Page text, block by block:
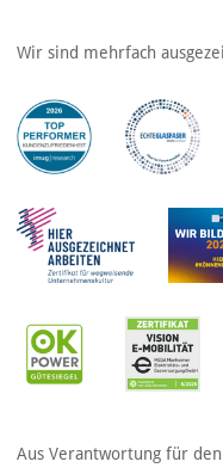
Wir sind mehrfach
Aus Verantwortung für